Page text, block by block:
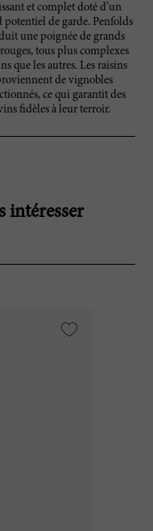
et complet doté d’un
potentiel de garde. Penfolds
une poignée de grands
tous plus complexes
que les autres. Les raisins
de vignobles
ce qui garantit des
fidèles à leur terroir.
intéresser